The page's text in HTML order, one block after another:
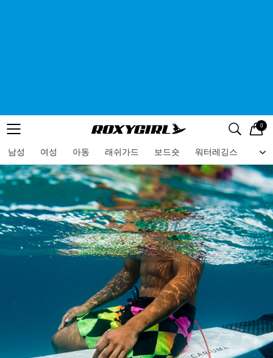
메뉴 검색
로고 0
남성 여성 아동 래쉬가드 보드숏 워터레깅스 비
메뉴